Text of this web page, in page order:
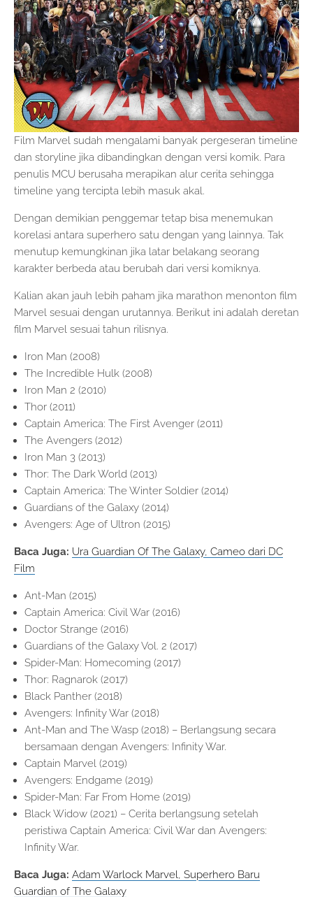
Film Marvel sudah mengalami banyak pergeseran timeline
dan storyline jika dibandingkan dengan versi komik. Para
penulis MCU berusaha merapikan alur cerita sehingga
timeline yang tercipta lebih masuk akal.
Dengan demikian penggemar tetap bisa menemukan
korelasi antara superhero satu dengan yang lainnya. Tak
menutup kemungkinan jika latar belakang seorang
karakter berbeda atau berubah dari versi komiknya.
Kalian akan jauh lebih paham jika marathon menonton film
Marvel sesuai dengan urutannya. Berikut ini adalah deretan
film Marvel sesuai tahun rilisnya.
Iron Man (2008)
The Incredible Hulk (2008)
Iron Man 2 (2010)
Thor (2011)
Captain America: The First Avenger (2011)
The Avengers (2012)
Iron Man 3 (2013)
Thor: The Dark World (2013)
Captain America: The Winter Soldier (2014)
Guardians of the Galaxy (2014)
Avengers: Age of Ultron (2015)
Baca Juga: Ura Guardian Of The Galaxy, Cameo dari DC
Film
Ant-Man (2015)
Captain America: Civil War (2016)
Doctor Strange (2016)
Guardians of the Galaxy Vol. 2 (2017)
Spider-Man: Homecoming (2017)
Thor: Ragnarok (2017)
Black Panther (2018)
Avengers: Infinity War (2018)
Ant-Man and The Wasp (2018) – Berlangsung secara
bersamaan dengan Avengers: Infinity War.
Captain Marvel (2019)
Avengers: Endgame (2019)
Spider-Man: Far From Home (2019)
Black Widow (2021) – Cerita berlangsung setelah
peristiwa Captain America: Civil War dan Avengers:
Infinity War.
Baca Juga: Adam Warlock Marvel, Superhero Baru
Guardian of The Galaxy